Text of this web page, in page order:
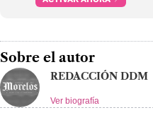
Sobre el autor
REDACCIÓN DDM
Ver biografía